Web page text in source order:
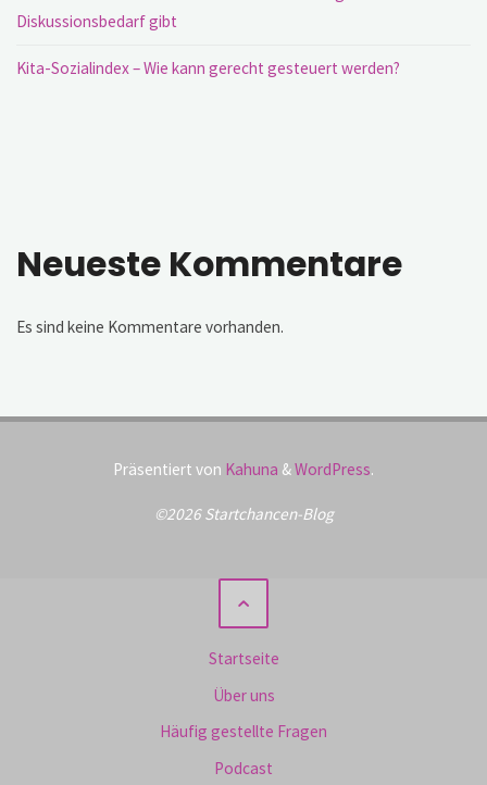
Diskussionsbedarf gibt
Kita-Sozialindex – Wie kann gerecht gesteuert werden?
Neueste Kommentare
Es sind keine Kommentare vorhanden.
Präsentiert von Kahuna &WordPress.
©2026 Startchancen-Blog
Startseite
Über uns
Häufig gestellte Fragen
Podcast